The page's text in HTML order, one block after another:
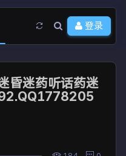
登录
昏迷药听话药迷